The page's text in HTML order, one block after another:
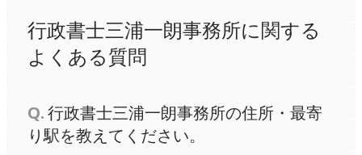
行政書士三浦一朗事務所に関する
よくある質問
Q.行政書士三浦一朗事務所の住所・最寄
り駅を教えてください。